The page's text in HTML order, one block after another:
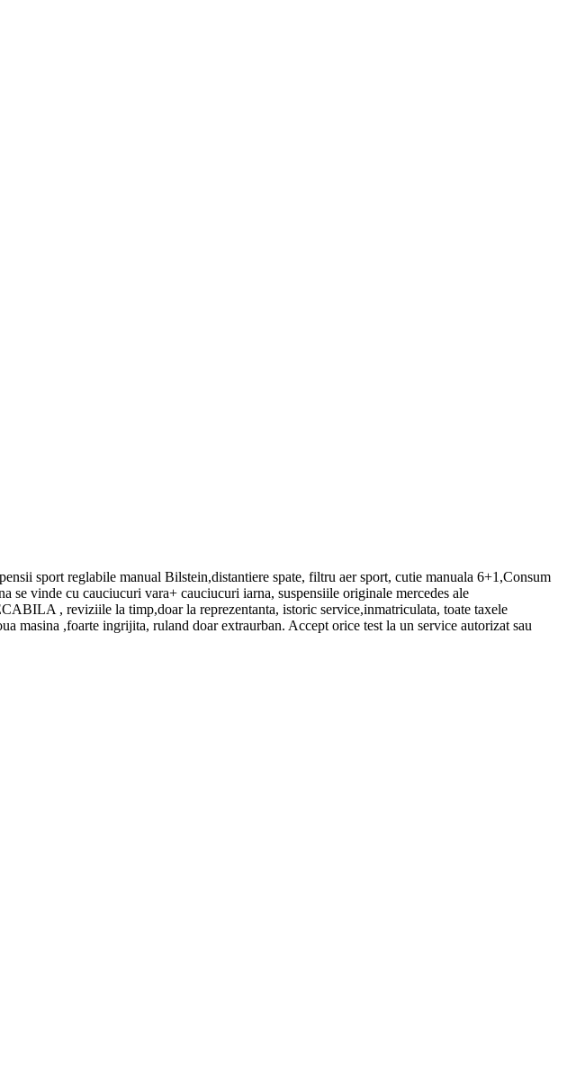
sport reglabile manual Bilstein,distantiere spate, filtru aer sport, cutie manuala 6+1,Consum
vinde cu cauciucuri vara+ cauciucuri iarna, suspensiile originale mercedes ale
, reviziile la timp,doar la reprezentanta, istoric service,inmatriculata, toate taxele
masina ,foarte ingrijita, ruland doar extraurban. Accept orice test la un service autorizat sau